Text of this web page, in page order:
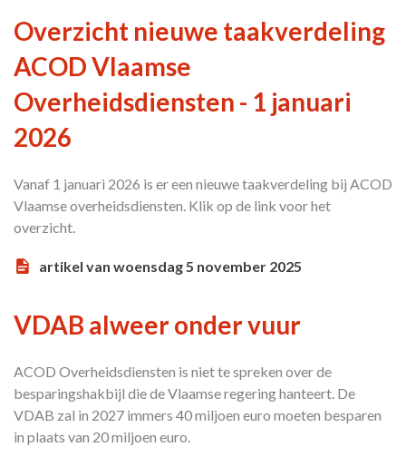
Overzicht nieuwe taakverdeling
ACOD Vlaamse
Overheidsdiensten - 1 januari
2026
Vanaf 1 januari 2026 is er een nieuwe taakverdeling bij ACOD
Vlaamse overheidsdiensten. Klik op de link voor het
overzicht.
artikel van woensdag 5 november 2025
VDAB alweer onder vuur
ACOD Overheidsdiensten is niet te spreken over de
besparingshakbijl die de Vlaamse regering hanteert. De
VDAB zal in 2027 immers 40 miljoen euro moeten besparen
in plaats van 20 miljoen euro.